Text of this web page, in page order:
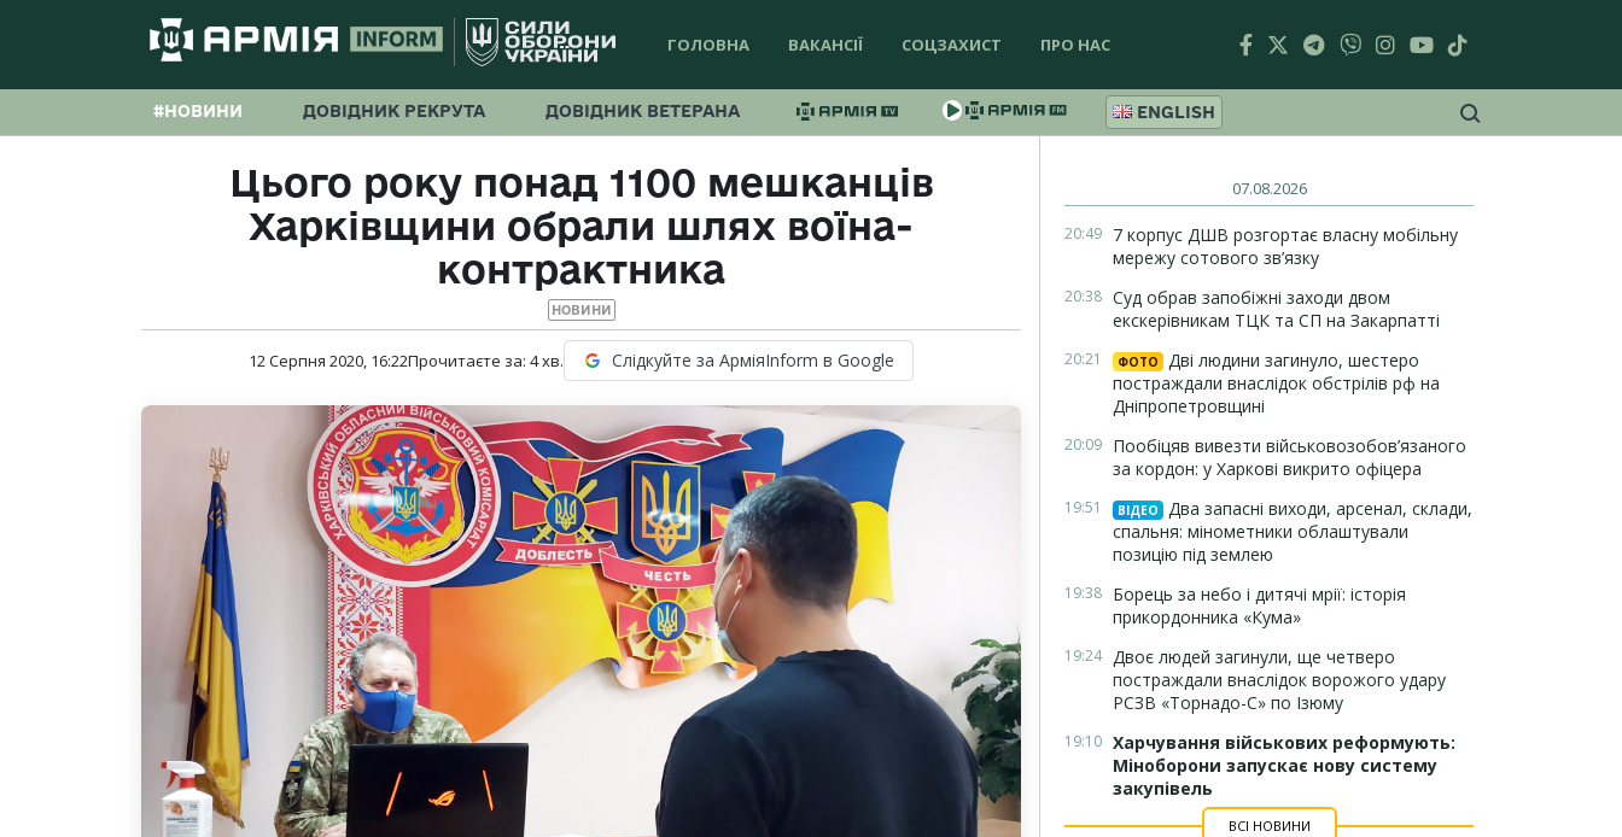
ГОЛОВНА ВАКАНСІЇ СОЦЗАХИСТ ПРО НАС
#НОВИНИ ДОВІДНИК РЕКРУТА ДОВІДНИК ВЕТЕРАНА ENGLISH
Цього року понад 1100 мешканців
Харківщини обрали шлях воїна-
контрактника
НОВИНИ
12 Серпня 2020, 16:22Прочитаєте за: 4хв. Слідкуйте за АрміяInform в Google
07.08.2026
20:49 7 корпус ДШВ розгортає власну мобільну
мережу сотового зв’язку
20:38 Суд обрав запобіжні заходи двом
екскерівникам ТЦК та СП на Закарпатті
20:21 ФОТО
Дві людини загинуло, шестеро
постраждали внаслідок обстрілів рф на
Дніпропетровщині
20:09 Пообіцяв вивезти військовозобов’язаного
за кордон: у Харкові викрито офіцера
19:51 ВІДЕО
Два запасні виходи, арсенал, склади,
спальня: мінометники облаштували
позицію під землею
19:38 Борець за небо і дитячі мрії: історія
прикордонника «Кума»
19:24 Двоє людей загинули, ще четверо
постраждали внаслідок ворожого удару
РСЗВ «Торнадо-С» по Ізюму
19:10 Харчування військових реформують:
Міноборони запускає нову систему
закупівель
ВСІ НОВИНИ